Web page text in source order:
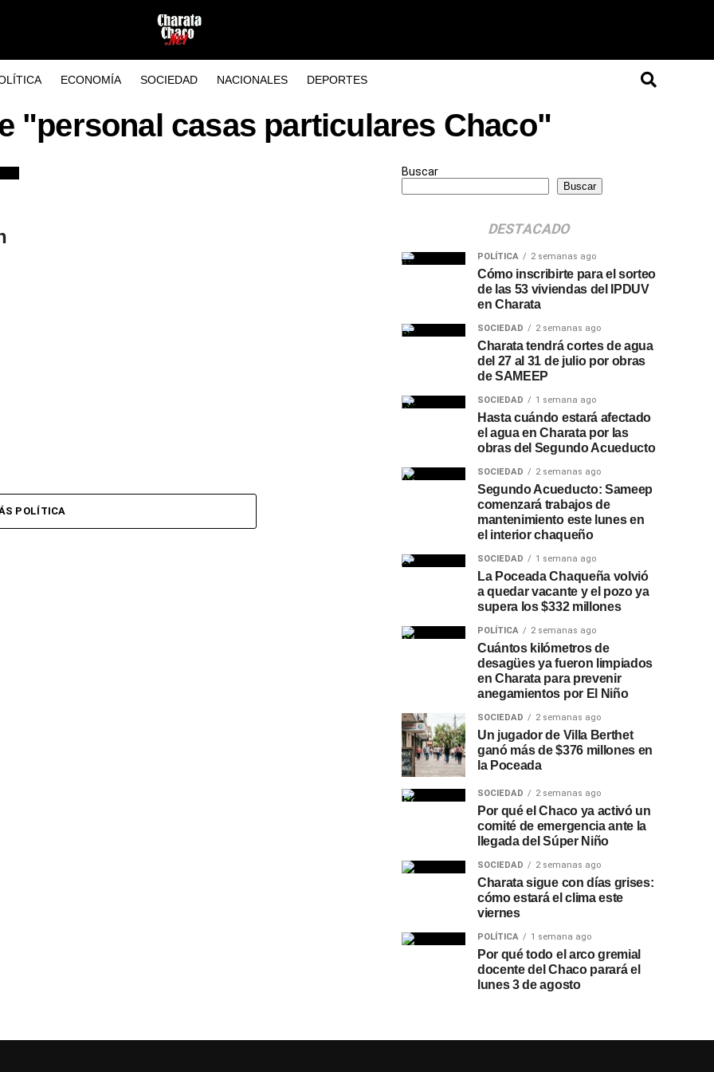
ECONOMÍA SOCIEDAD NACIONALES DEPORTES
"personal casas particulares Chaco"
POLÍTICA
Buscar
Buscar
DESTACADO
POLÍTICA 2 semanas ago
Cómo inscribirte para el sorteo
de las 53 viviendas del IPDUV
en Charata
SOCIEDAD 2 semanas ago
Charata tendrá cortes de agua
del 27 al 31 de julio por obras
de SAMEEP
SOCIEDAD 1 semana ago
Hasta cuándo estará afectado
el agua en Charata por las
obras del Segundo Acueducto
SOCIEDAD 2 semanas ago
Segundo Acueducto: Sameep
comenzará trabajos de
mantenimiento este lunes en
el interior chaqueño
SOCIEDAD 1 semana ago
La Poceada Chaqueña volvió
a quedar vacante y el pozo ya
supera los $332 millones
POLÍTICA 2 semanas ago
Cuántos kilómetros de
desagües ya fueron limpiados
en Charata para prevenir
anegamientos por El Niño
SOCIEDAD 2 semanas ago
Un jugador de Villa Berthet
ganó más de $376 millones en
la Poceada
SOCIEDAD 2 semanas ago
Por qué el Chaco ya activó un
comité de emergencia ante la
llegada del Súper Niño
SOCIEDAD 2 semanas ago
Charata sigue con días grises:
cómo estará el clima este
viernes
POLÍTICA 1 semana ago
Por qué todo el arco gremial
docente del Chaco parará el
lunes 3 de agosto